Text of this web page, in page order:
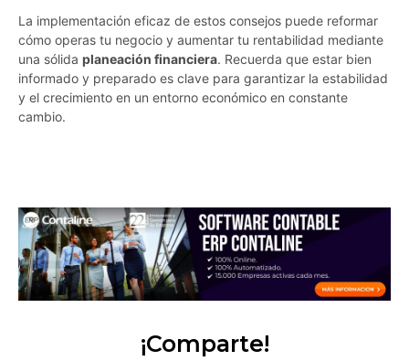
La implementación eficaz de estos consejos puede reformar
cómo operas tu negocio y aumentar tu rentabilidad mediante
una sólida planeación financiera. Recuerda que estar bien
informado y preparado es clave para garantizar la estabilidad
y el crecimiento en un entorno económico en constante
cambio.
¡Comparte!